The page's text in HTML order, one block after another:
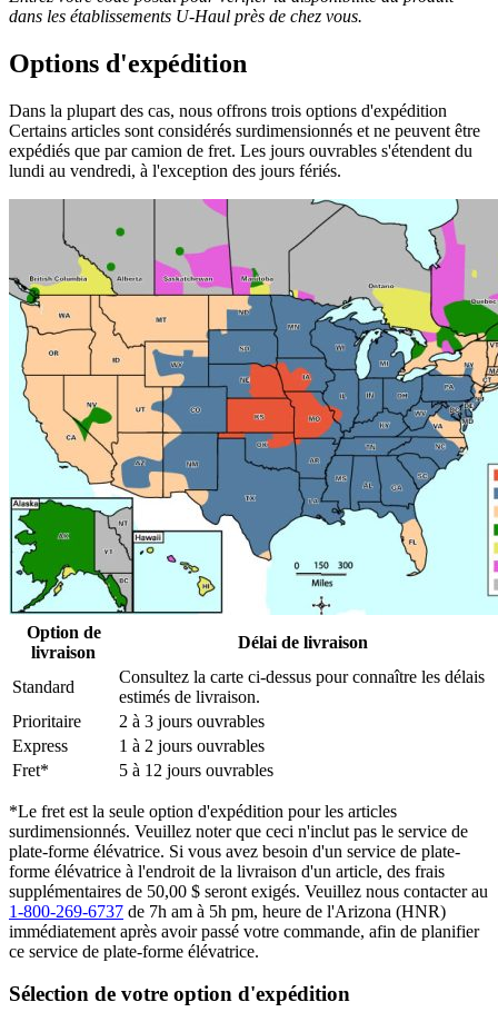
dans les établissements U-Haul près de chez vous.
Options d'expédition
Dans la plupart des cas, nous offrons trois options d'expédition
Certains articles sont considérés surdimensionnés et ne peuvent être
expédiés que par camion de fret. Les jours ouvrables s'étendent du
lundi au vendredi, à l'exception des jours fériés.
Option de
livraison
Délai de livraison
Standard
Consultez la carte ci-dessus pour connaître les délais
estimés de livraison.
Prioritaire
2 à 3 jours ouvrables
Express
1 à 2 jours ouvrables
Fret*
5 à 12 jours ouvrables
*Le fret est la seule option d'expédition pour les articles
surdimensionnés. Veuillez noter que ceci n'inclut pas le service de
plate-forme élévatrice. Si vous avez besoin d'un service de plate-
forme élévatrice à l'endroit de la livraison d'un article, des frais
supplémentaires de 50,00 $ seront exigés. Veuillez nous contacter au
1-800-269-6737 de 7h am à 5h pm, heure de l'Arizona (HNR)
immédiatement après avoir passé votre commande, afin de planifier
ce service de plate-forme élévatrice.
Sélection de votre option d'expédition